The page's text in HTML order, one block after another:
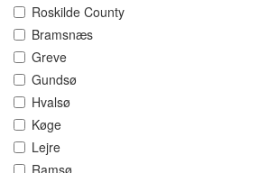
Roskilde County
Bramsnæs
Greve
Gundsø
Hvalsø
Køge
Lejre